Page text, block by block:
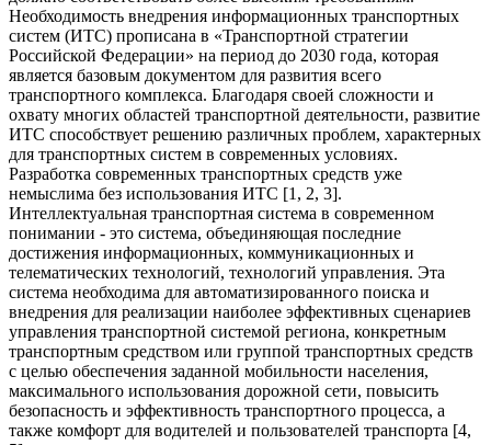
Необходимость внедрения информационных транспортных
систем (ИТС) прописана в «Транспортной стратегии
Российской Федерации» на период до 2030 года, которая
является базовым документом для развития всего
транспортного комплекса. Благодаря своей сложности и
охвату многих областей транспортной деятельности, развитие
ИТС способствует решению различных проблем, характерных
для транспортных систем в современных условиях.
Разработка современных транспортных средств уже
немыслима без использования ИТС [1, 2, 3].
Интеллектуальная транспортная система в современном
понимании - это система, объединяющая последние
достижения информационных, коммуникационных и
телематических технологий, технологий управления. Эта
система необходима для автоматизированного поиска и
внедрения для реализации наиболее эффективных сценариев
управления транспортной системой региона, конкретным
транспортным средством или группой транспортных средств
с целью обеспечения заданной мобильности населения,
максимального использования дорожной сети, повысить
безопасность и эффективность транспортного процесса, а
также комфорт для водителей и пользователей транспорта [4,